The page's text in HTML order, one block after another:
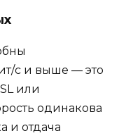
с и выше — это
или
одинакова
и отдача